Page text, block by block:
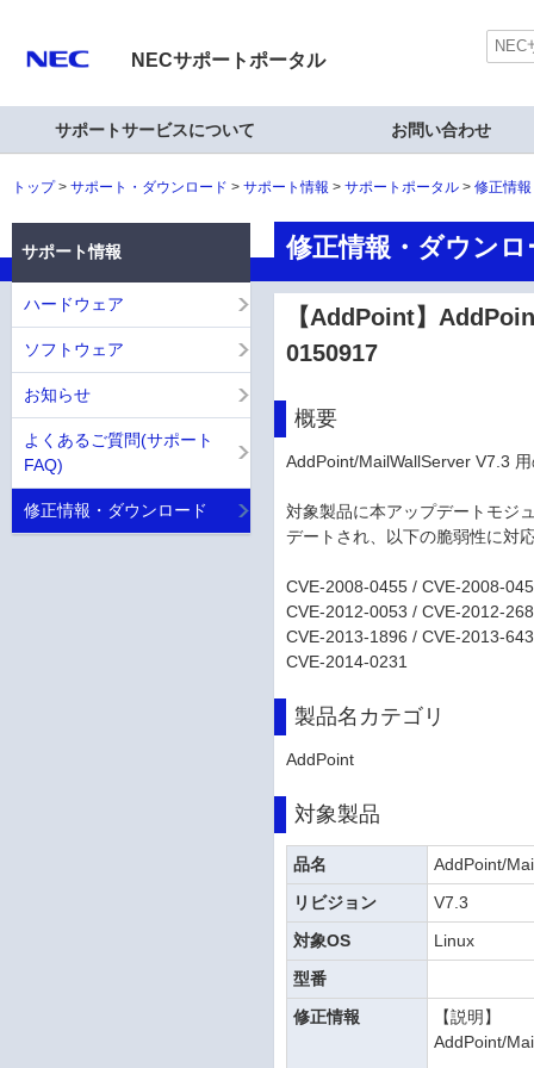
NECサポートポータル
サポートサービスについて お問い合わせ
トップ サポート・ダウンロード サポート情報 サポートポータル 修正情
修正情報・ダウンロ
【AddPoint】
0150917
概要
AddPoint/MailWallServer V7.3
対象製品に本アップデートモジ
デートされ、以下の脆弱性に対
CVE-2008-0455 / CVE-2008-
CVE-2012-0053 / CVE-2012-
CVE-2013-1896 / CVE-2013-
CVE-2014-0231
製品名カテゴリ
AddPoint
対象製品
品名
AddPoint/
リビジョン
V7.3
対象OS
Linux
型番
修正情報
【説明】
AddPoint/
サポート情報
ハードウェア
ソフトウェア
お知らせ
よくあるご質問(サポート
FAQ)
修正情報・ダウンロード